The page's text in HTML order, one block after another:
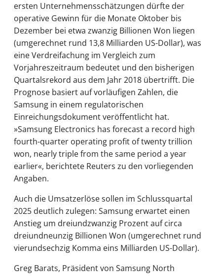
ersten Unternehmensschätzungen dürfte der
operative Gewinn für die Monate Oktober bis
Dezember bei etwa zwanzig Billionen Won liegen
(umgerechnet rund 13,8 Milliarden US-Dollar), was
eine Verdreifachung im Vergleich zum
Vorjahreszeitraum bedeutet und den bisherigen
Quartalsrekord aus dem Jahr 2018 übertrifft. Die
Prognose basiert auf vorläufigen Zahlen, die
Samsung in einem regulatorischen
Einreichungsdokument veröffentlicht hat.
»Samsung Electronics has forecast a record high
fourth-quarter operating profit of twenty trillion
won, nearly triple from the same period a year
earlier«, berichtete Reuters zu den vorliegenden
Angaben.
Auch die Umsatzerlöse sollen im Schlussquartal
2025 deutlich zulegen: Samsung erwartet einen
Anstieg um dreiundzwanzig Prozent auf circa
dreiundneunzig Billionen Won (umgerechnet rund
vierundsechzig Komma eins Milliarden US-Dollar).
Greg Barats, Präsident von Samsung North